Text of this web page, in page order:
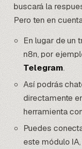
buscará la
Pero ten en
En lugar de un
n8n, por
Telegram.
Así podrás
directamente
herramienta
Puedes
este módulo